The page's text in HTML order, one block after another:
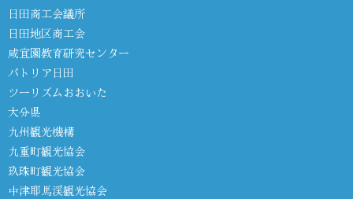
日田商工会議所
日田地区商工会
咸宜園教育研究センター
パトリア日田
ツーリズムおおいた
大分県
九州観光機構
九重町観光協会
玖珠町観光協会
中津耶馬渓観光協会